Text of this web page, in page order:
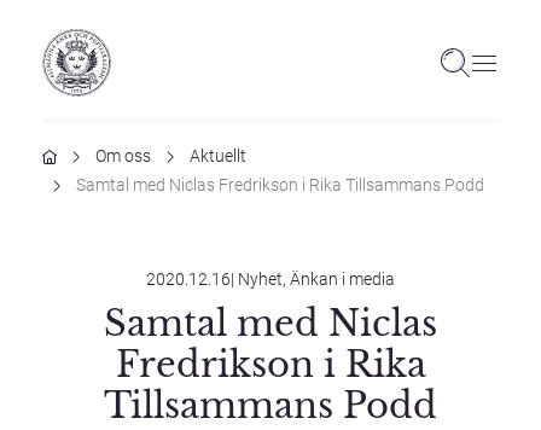
Hem Om oss
Aktuellt
Samtal med Niclas Fredrikson i Rika Tillsammans Podd
2020.12.16| Nyhet, Änkan i media
Samtal med Niclas
Fredrikson i Rika
Tillsammans Podd